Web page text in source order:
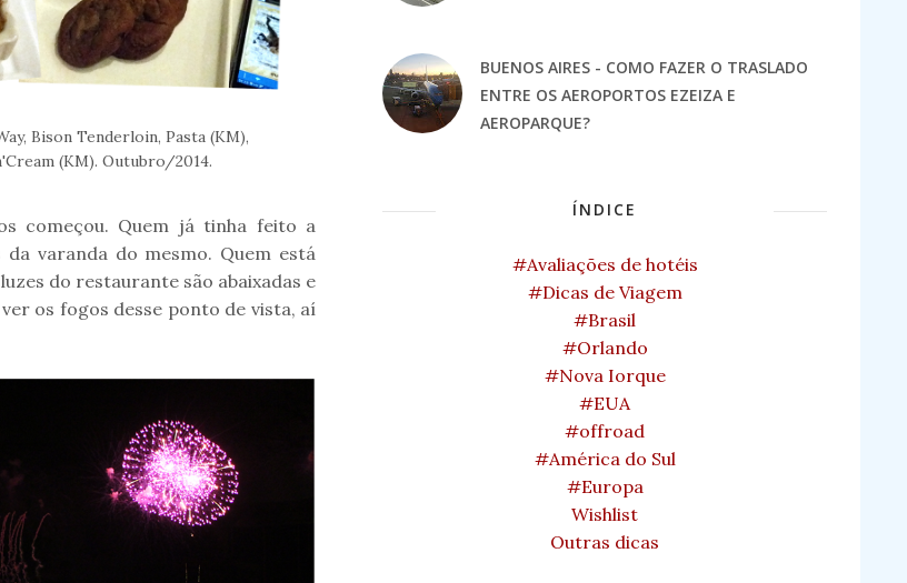
Bison Tenderloin, Pasta (KM),
(KM). Outubro/2014.
começou. Quem já tinha feito a
varanda do mesmo. Quem está
do restaurante são abaixadas e
os fogos desse ponto de vista, aí
BUENOS AIRES - COMO FAZER O TRASLADO
ENTRE OS AEROPORTOS EZEIZA E
AEROPARQUE?
ÍNDICE
#Avaliações de hotéis
#Dicas de Viagem
#Brasil
#Orlando
#Nova Iorque
#EUA
#offroad
#América do Sul
#Europa
Wishlist
Outras dicas